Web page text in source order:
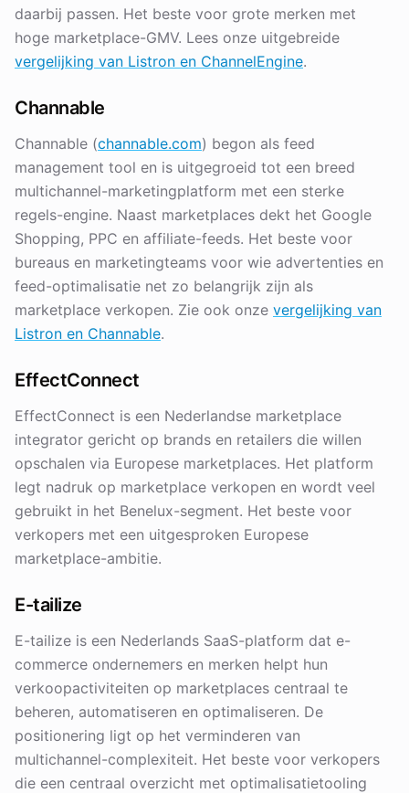
daarbij passen. Het beste voor grote merken met
hoge marketplace-GMV. Lees onze uitgebreide
vergelijking van Listron en ChannelEngine.
Channable
Channable (channable.com) begon als feed
management tool en is uitgegroeid tot een breed
multichannel-marketingplatform met een sterke
regels-engine. Naast marketplaces dekt het Google
Shopping, PPC en affiliate-feeds. Het beste voor
bureaus en marketingteams voor wie advertenties en
feed-optimalisatie net zo belangrijk zijn als
marketplace verkopen. Zie ook onze vergelijking van
Listron en Channable.
EffectConnect
EffectConnect is een Nederlandse marketplace
integrator gericht op brands en retailers die willen
opschalen via Europese marketplaces. Het platform
legt nadruk op marketplace verkopen en wordt veel
gebruikt in het Benelux-segment. Het beste voor
verkopers met een uitgesproken Europese
marketplace-ambitie.
E-tailize
E-tailize is een Nederlands SaaS-platform dat e-
commerce ondernemers en merken helpt hun
verkoopactiviteiten op marketplaces centraal te
beheren, automatiseren en optimaliseren. De
positionering ligt op het verminderen van
multichannel-complexiteit. Het beste voor verkopers
die een centraal overzicht met optimalisatietooling